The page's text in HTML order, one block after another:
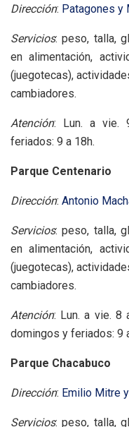
Dirección: Patagones y
Servicios: peso, talla,
en alimentación,
(juegotecas),
cambiadores.
Atención: Lun. a vie.
feriados: 9 a 18h.
Parque Centenario
Dirección: Antonio
Servicios: peso, talla,
en alimentación,
(juegotecas),
cambiadores.
Atención: Lun. a vie. 8
domingos y feriados: 9
Parque Chacabuco
Dirección: Emilio Mitre
Servicios: peso, talla,